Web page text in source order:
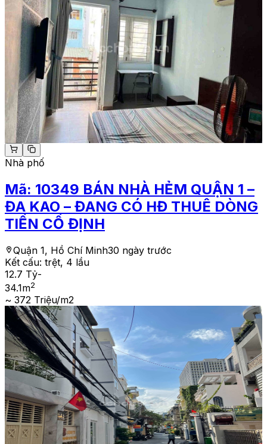
Nhà phố
Mã: 10349 BÁN NHÀ HẺM QUẬN 1 –
ĐA KAO – ĐANG CÓ HĐ THUÊ DÒNG
TIỀN CỐ ĐỊNH
Quận 1, Hồ Chí Minh30 ngày trước
Kết cấu: trệt, 4 lầu
12.7 Tỷ-
34.1m2
~ 372 Triệu/m2